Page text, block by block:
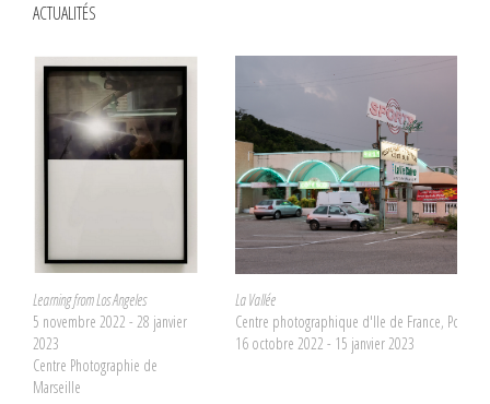
ACTUALITÉS
Learning from Los Angeles
5 novembre 2022 - 28 janvier
2023
Centre Photographie de
Marseille
La Vallée
Centre photographique d'Ile de France,
16 octobre 2022 - 15 janvier 2023